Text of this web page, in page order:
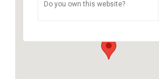
Do you own this website?